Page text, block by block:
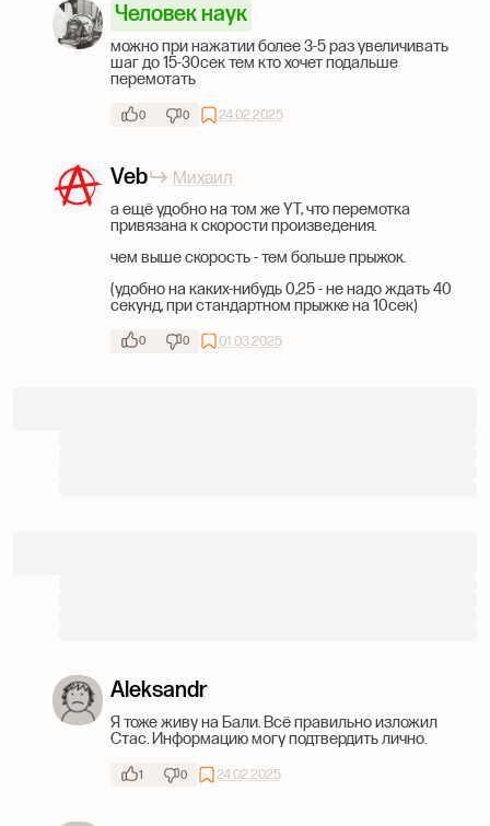
Человек наук
можно при нажатии более 3-5 раз увеличивать
шаг до 15-30сек тем кто хочет подальше
перемотать
0 0 24.02.2025
Veb
Михаил
а ещё удобно на том же YT, что перемотка
привязана к скорости произведения.
чем выше скорость - тем больше прыжок.
(удобно на каких-нибудь 0,25 - не надо ждать 40
секунд, при стандартном прыжке на 10сек)
0 0 01.03.2025
Aleksandr
Я тоже живу на Бали. Всё правильно изложил
Стас. Информацию могу подтвердить лично.
1 0 24.02.2025